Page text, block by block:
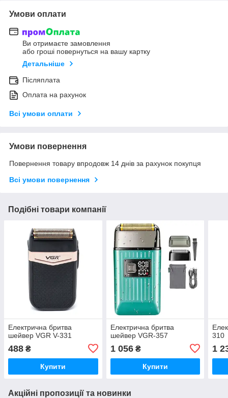
Умови оплати
Ви отримаєте замовлення
або гроші повернуться на вашу картку
Детальніше
Післяплата
Оплата на рахунок
Всі умови оплати
Умови повернення
Повернення товару впродовж 14 днів за рахунок покупця
Всі умови повернення
Подібні товари компанії
Електрична бритва
шейвер VGR V-331
488 ₴
Купити
Електрична бритва
шейвер VGR-357
1 056₴
Купити
310
1
Акційні пропозиції та новинки